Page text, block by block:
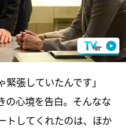
張していたんです」
の心境を告白。そんなな
トしてくれたのは、ほか